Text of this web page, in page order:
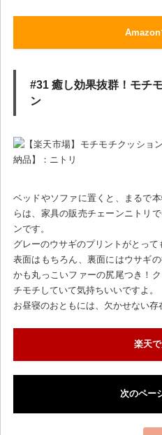
Amazon
#31 癒し効果抜群！モチ
ン
ベッドやソファに置くと、まるで
らは、家具の販売チェーンニトリ
ンです。
グレーのウサギのプリントがとって
表面はもちろん、裏面にはウサギ
かも丸っこいファーの尻尾つき！
チモチしていて気持ちいいですよ。
お昼寝のおともには、欠かせない存
楽天
次のペー